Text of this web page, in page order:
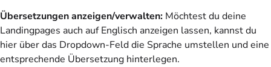
Übersetzungen anzeigen/verwalten: Möchtest du deine
Landingpages auch auf Englisch anzeigen lassen, kannst du
hier über das Dropdown-Feld die Sprache umstellen und eine
entsprechende Übersetzung hinterlegen.